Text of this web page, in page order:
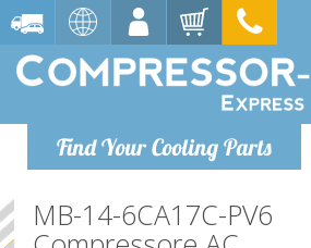
Find Your Cooling Parts
MB-14-6CA17C-PV6